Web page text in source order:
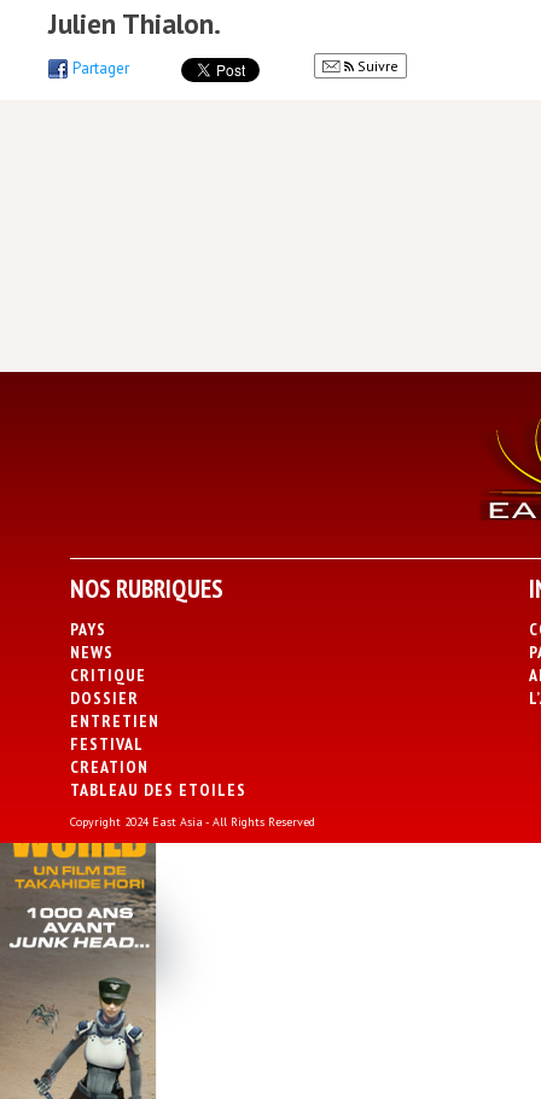
Julien Thialon.
Partager Suivre
NOS RUBRIQUES
PAYS
NEWS
CRITIQUE
DOSSIER
ENTRETIEN
FESTIVAL
CREATION
TABLEAU DES ETOILES
Copyright 2024 East Asia - All Rights Reserved